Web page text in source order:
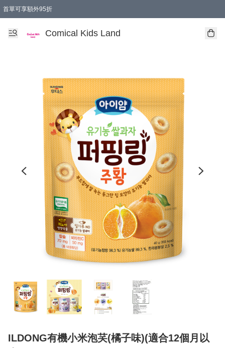
首單可享額外95折
Comical Kids Land
ILDONG有機小米泡芺(橘子味)(適合12個月以